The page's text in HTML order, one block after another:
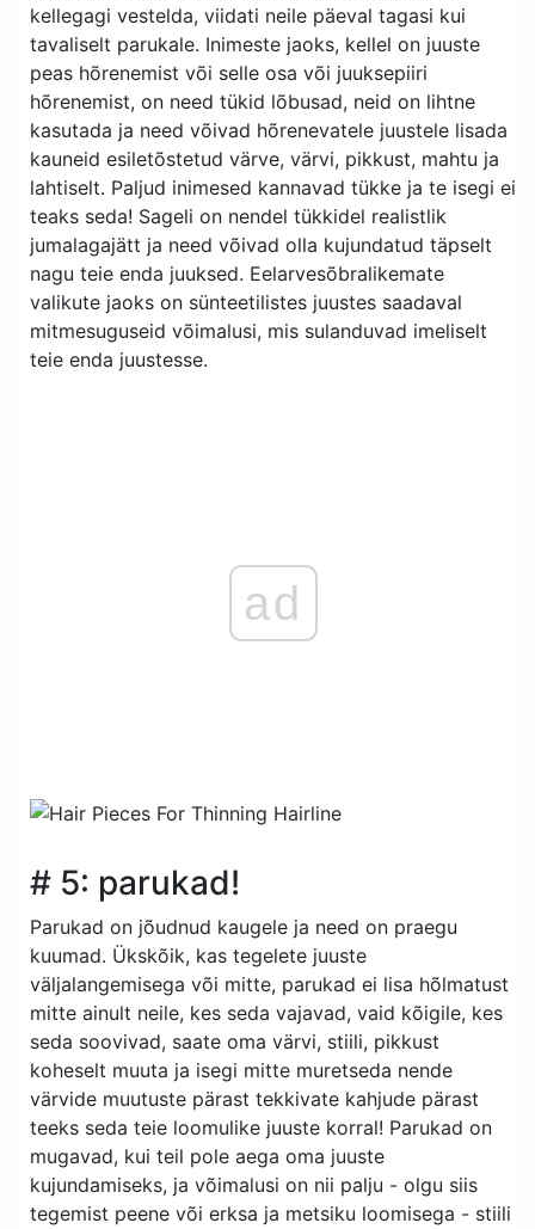
kellegagi vestelda, viidati neile päeval tagasi kui
tavaliselt parukale. Inimeste jaoks, kellel on juuste
peas hõrenemist või selle osa või juuksepiiri
hõrenemist, on need tükid lõbusad, neid on lihtne
kasutada ja need võivad hõrenevatele juustele lisada
kauneid esiletõstetud värve, värvi, pikkust, mahtu ja
lahtiselt. Paljud inimesed kannavad tükke ja te isegi ei
teaks seda! Sageli on nendel tükkidel realistlik
jumalagajätt ja need võivad olla kujundatud täpselt
nagu teie enda juuksed. Eelarvesõbralikemate
valikute jaoks on sünteetilistes juustes saadaval
mitmesuguseid võimalusi, mis sulanduvad imeliselt
teie enda juustesse.
ad
# 5: parukad!
Parukad on jõudnud kaugele ja need on praegu
kuumad. Ükskõik, kas tegelete juuste
väljalangemisega või mitte, parukad ei lisa hõlmatust
mitte ainult neile, kes seda vajavad, vaid kõigile, kes
seda soovivad, saate oma värvi, stiili, pikkust
koheselt muuta ja isegi mitte muretseda nende
värvide muutuste pärast tekkivate kahjude pärast
teeks seda teie loomulike juuste korral! Parukad on
mugavad, kui teil pole aega oma juuste
kujundamiseks, ja võimalusi on nii palju - olgu siis
tegemist peene või erksa ja metsiku loomisega - stiili